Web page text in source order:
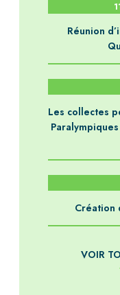
Réunion
Les collectes
Création
VOIR